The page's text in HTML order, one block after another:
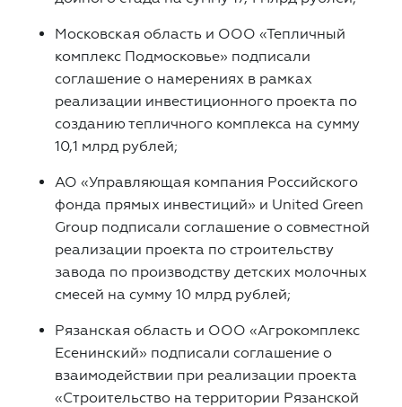
Московская область и ООО «Тепличный
комплекс Подмосковье» подписали
соглашение о намерениях в рамках
реализации инвестиционного проекта по
созданию тепличного комплекса на сумму
10,1 млрд рублей;
АО «Управляющая компания Российского
фонда прямых инвестиций» и United Green
Group подписали соглашение о совместной
реализации проекта по строительству
завода по производству детских молочных
смесей на сумму 10 млрд рублей;
Рязанская область и ООО «Агрокомплекс
Есенинский» подписали соглашение о
взаимодействии при реализации проекта
«Строительство на территории Рязанской